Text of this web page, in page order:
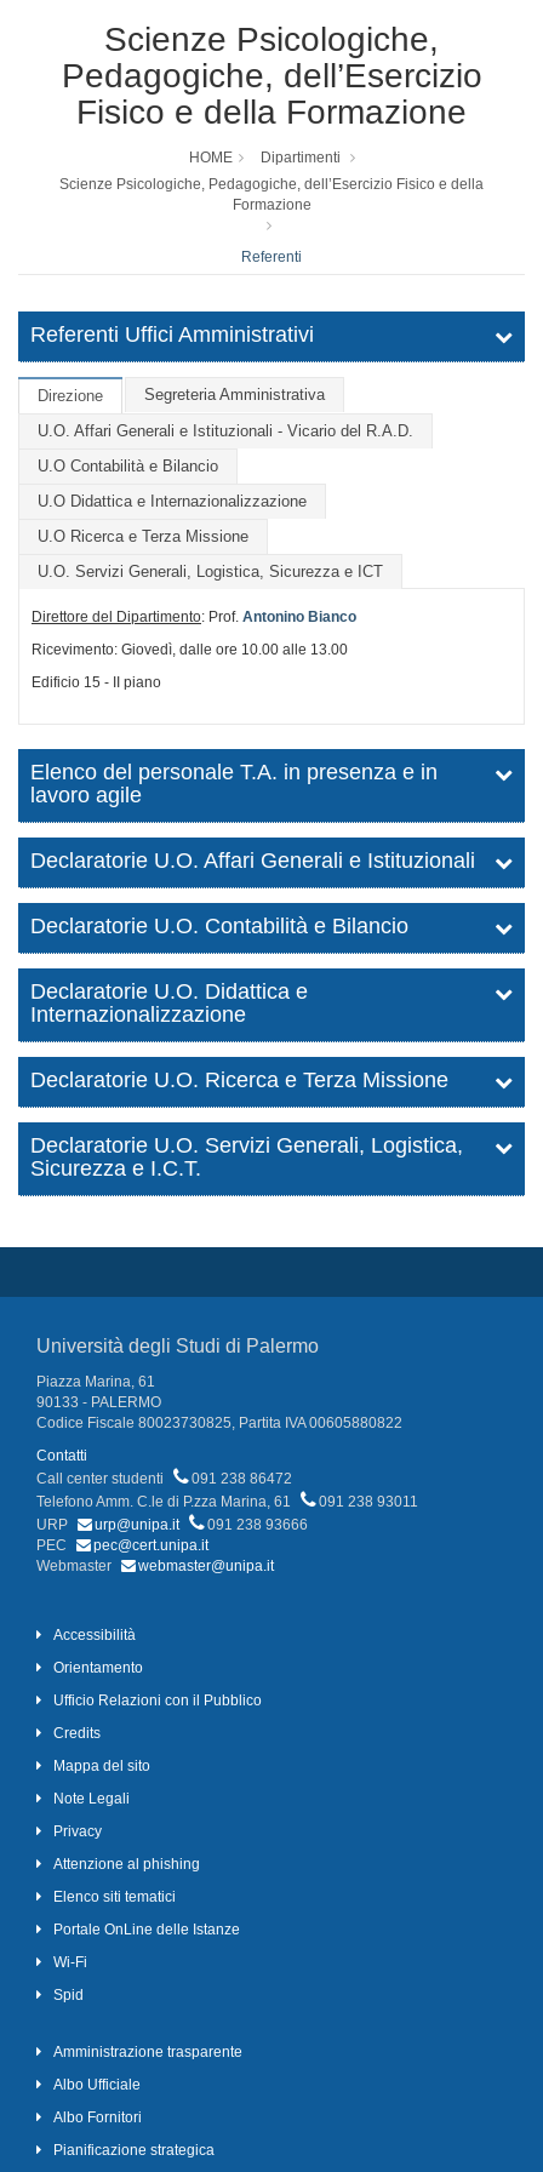
Scienze Psicologiche,
Pedagogiche, dell’Esercizio
Fisico e della Formazione
HOME
Dipartimenti
Scienze Psicologiche, Pedagogiche, dell’Esercizio Fisico e della
Formazione
Referenti
Referenti Uffici Amministrativi
Direzione
Segreteria Amministrativa
U.O. Affari Generali e Istituzionali - Vicario del R.A.D.
U.O Contabilità e Bilancio
U.O Didattica e Internazionalizzazione
U.O Ricerca e Terza Missione
U.O. Servizi Generali, Logistica, Sicurezza e ICT
Direttore del Dipartimento: Prof. Antonino Bianco
Ricevimento: Giovedì, dalle ore 10.00 alle 13.00
Edificio 15 - II piano
Elenco del personale T.A. in presenza e in
lavoro agile
Declaratorie U.O. Affari Generali e Istituzionali
Declaratorie U.O. Contabilità e Bilancio
Declaratorie U.O. Didattica e
Internazionalizzazione
Declaratorie U.O. Ricerca e Terza Missione
Declaratorie U.O. Servizi Generali, Logistica,
Sicurezza e I.C.T.
Università degli Studi di Palermo
Piazza Marina, 61
90133 - PALERMO
Codice Fiscale 80023730825, Partita IVA 00605880822
Contatti
Call center studenti
091 238 86472
Telefono Amm. C.le di P.zza Marina, 61
091 238 93011
URP
urp@unipa.it
091 238 93666
PEC
pec@cert.unipa.it
Webmaster
webmaster@unipa.it
Accessibilità
Orientamento
Ufficio Relazioni con il Pubblico
Credits
Mappa del sito
Note Legali
Privacy
Attenzione al phishing
Elenco siti tematici
Portale OnLine delle Istanze
Wi-Fi
Spid
Amministrazione trasparente
Albo Ufficiale
Albo Fornitori
Pianificazione strategica